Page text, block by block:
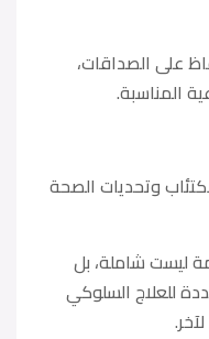
على الصداقات،
المناسبة.
وتحديات الصحة
ليست شاملة، بل
للعلاج السلوكي